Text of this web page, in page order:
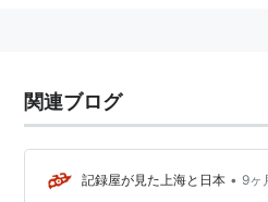
関連ブログ
記録屋が見た上海と日本 • 9ヶ